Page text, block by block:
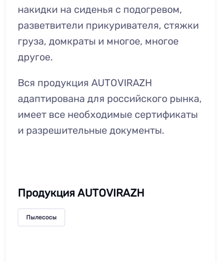
накидки на сиденья с подогревом,
разветвители прикуривателя, стяжки
груза, домкраты и многое, многое
другое.
Вся продукция AUTOVIRAZH
адаптирована для российского рынка,
имеет все необходимые сертификаты
и разрешительные документы.
Продукция AUTOVIRAZH
Пылесосы